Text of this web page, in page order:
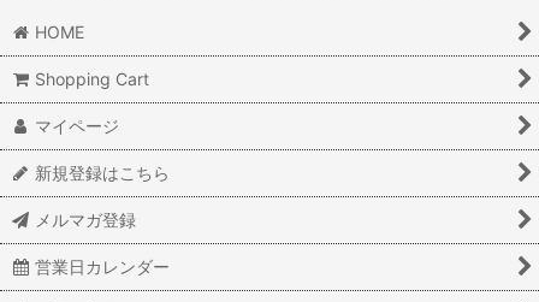
HOME
Shopping Cart
マイページ
新規登録はこちら
メルマガ登録
営業日カレンダー